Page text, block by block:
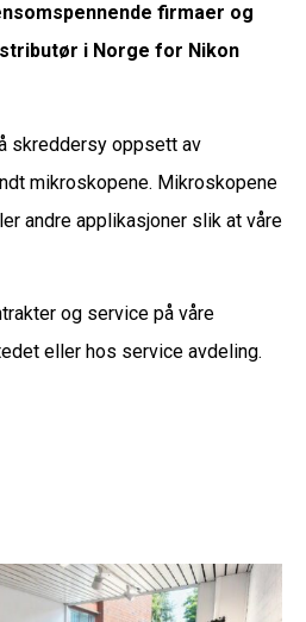
firmaer og
i Norge for Nikon
skreddersy oppsett av
mikroskopene. Mikroskopene
andre applikasjoner slik at våre
og service på våre
eller hos service avdeling.